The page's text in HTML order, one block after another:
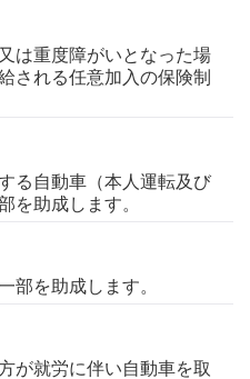
は重度障がいとなった場
される任意加入の保険制
る自動車（本人運転及び
を助成します。
部を助成します。
が就労に伴い自動車を取